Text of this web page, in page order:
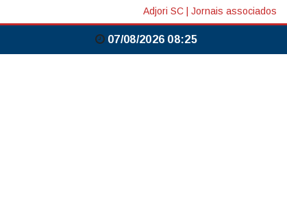
Adjori SC Jornais associados
07/08/2026 08:25